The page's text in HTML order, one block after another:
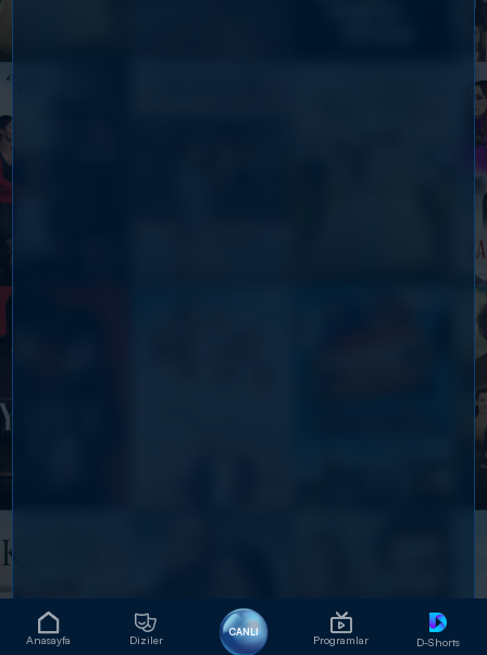
Anasayfa Diziler
CANLI
Programlar D-Shorts